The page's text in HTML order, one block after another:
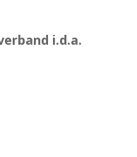
i.d.a.